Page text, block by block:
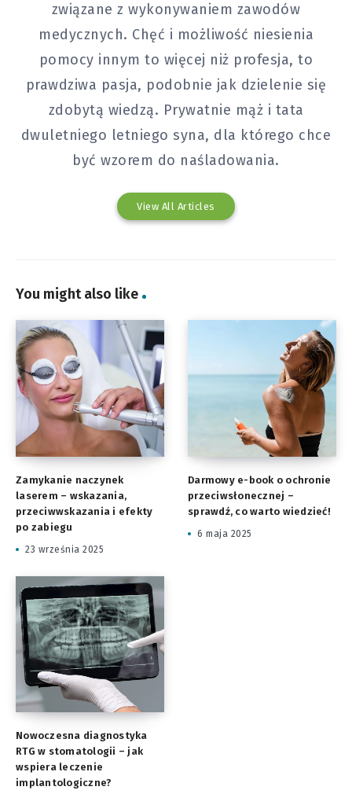
związane z wykonywaniem zawodów
medycznych. Chęć i możliwość niesienia
pomocy innym to więcej niż profesja, to
prawdziwa pasja, podobnie jak dzielenie się
zdobytą wiedzą. Prywatnie mąż i tata
dwuletniego letniego syna, dla którego chce
być wzorem do naśladowania.
View All Articles
You might also like
Zamykanie naczynek
laserem – wskazania,
przeciwwskazania i efekty
po zabiegu
23 września 2025
Darmowy e-book o ochronie
przeciwsłonecznej –
sprawdź, co warto wiedzieć!
6 maja 2025
Nowoczesna diagnostyka
RTG w stomatologii – jak
wspiera leczenie
implantologiczne?